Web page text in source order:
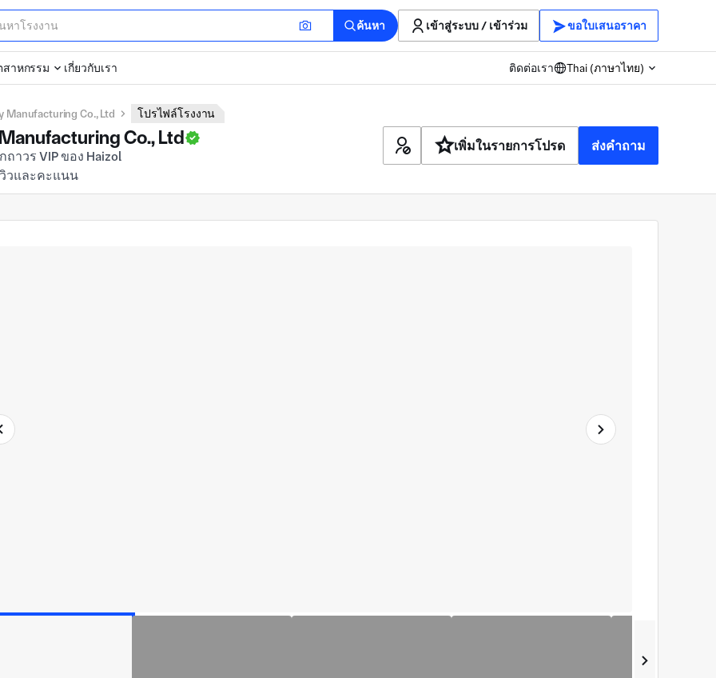
ค้นหา เข้าสู่ระบบ / เข้าร่วม ขอใบเสนอราคา
สาหกรรม เกี่ยวกับเรา ติดต่อเรา Thai (ภาษาไทย)
Manufacturing Co., Ltd โปรไฟล์โรงงาน
Co., Ltd เพิ่มในรายการโปรด
ส่งคำถาม
วและคะแนน